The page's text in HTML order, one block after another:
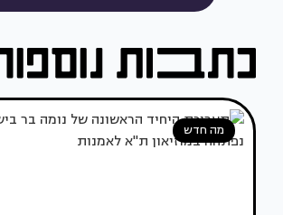
מה חדש